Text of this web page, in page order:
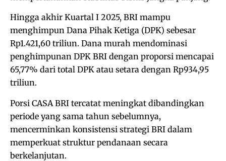
Hingga akhir Kuartal I 2025, BRI mampu
menghimpun Dana Pihak Ketiga (DPK) sebesar
Rp1.421,60 triliun. Dana murah mendominasi
penghimpunan DPK BRI dengan proporsi mencapai
65,77% dari total DPK atau setara dengan Rp934,95
triliun.
Porsi CASA BRI tercatat meningkat dibandingkan
periode yang sama tahun sebelumnya,
mencerminkan konsistensi strategi BRI dalam
memperkuat struktur pendanaan secara
berkelanjutan.